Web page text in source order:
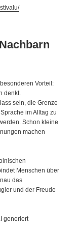
Vorteil:
denkt.
sein, die Grenze
im Alltag zu
Schon kleine
machen
Menschen über
das
und der Freude
generiert